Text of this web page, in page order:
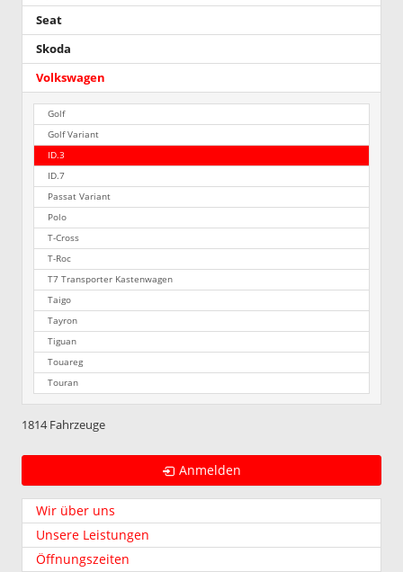
Seat
Skoda
Volkswagen
Golf
Golf Variant
ID.3
ID.7
Passat Variant
Polo
T-Cross
T-Roc
T7 Transporter Kastenwagen
Taigo
Tayron
Tiguan
Touareg
Touran
1814 Fahrzeuge
Anmelden
Wir über uns
Unsere Leistungen
Öffnungszeiten